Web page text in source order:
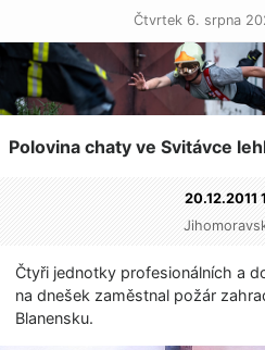
Čtvrtek 6. srpna
Polovina chaty ve Svitávce
20.12.2011
Čtyři jednotky profesionálních a
na dnešek zaměstnal požár
Blanensku.